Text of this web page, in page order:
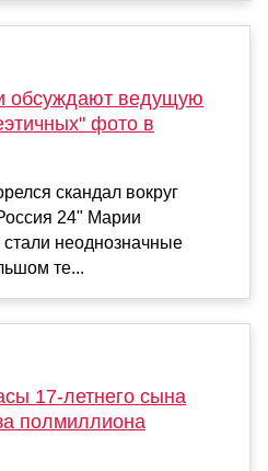
обсуждают ведущую
фото в
скандал вокруг
24" Марии
неоднозначные
те...
17-летнего сына
полмиллиона